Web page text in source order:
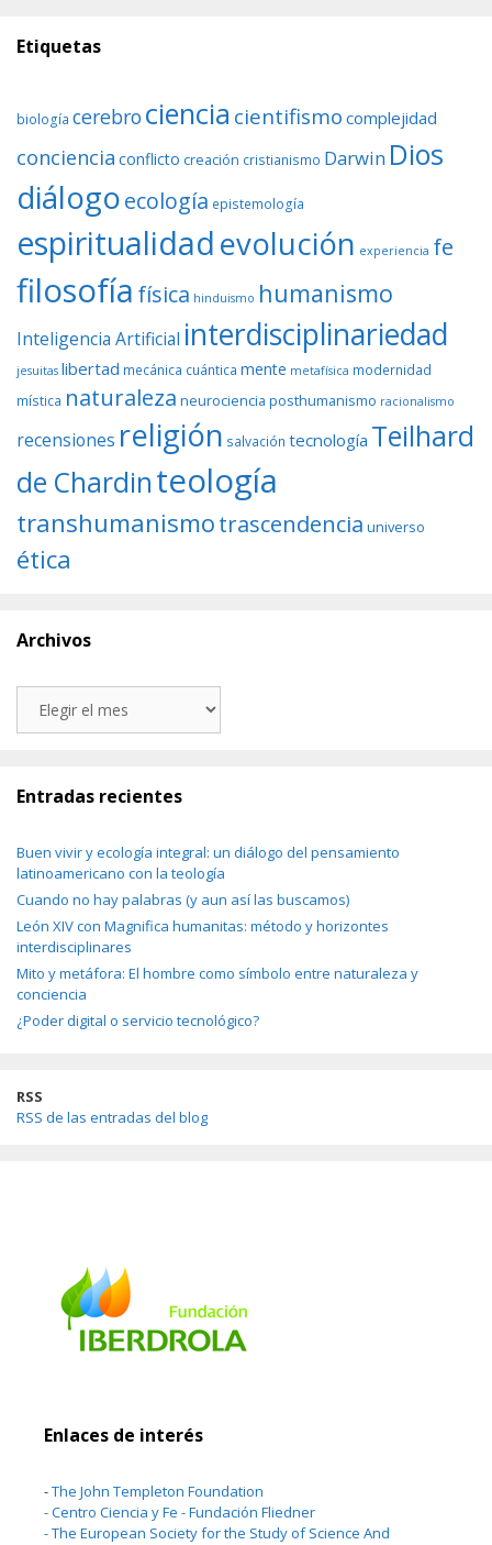
Etiquetas
biología cerebro ciencia cientifismo complejidad
conciencia conflicto creación cristianismo Darwin Dios
diálogoecología epistemología
espiritualidadevolución experiencia fe
filosofía física hinduismo humanismo
Inteligencia Artificial interdisciplinariedad
jesuitas libertad mecánica cuántica mente metafísica modernidad
mística naturaleza neurociencia posthumanismo racionalismo
recensiones religión salvación tecnología Teilhard
de Chardinteología
transhumanismotrascendencia universo
ética
Archivos
Entradas recientes
Buen vivir y ecología integral: un diálogo del pensamiento
latinoamericano con la teología
Cuando no hay palabras (y aun así las buscamos)
León XIV con Magnifica humanitas: método y horizontes
interdisciplinares
Mito y metáfora: El hombre como símbolo entre naturaleza y
conciencia
¿Poder digital o servicio tecnológico?
RSS
RSS de las entradas del blog
Enlaces de interés
-The John Templeton Foundation
-Centro Ciencia y Fe - Fundación Fliedner
-The European Society for the Study of Science And